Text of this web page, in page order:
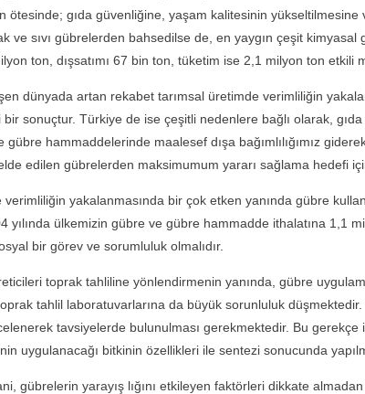
ötesinde; gıda güvenliğine, yaşam kalitesinin
ve sıvı gübrelerden bahsedilse de, en yaygın çeşit
ton, dışsatımı 67 bin ton, tüketim ise 2,1 milyon ton etkili
artan rekabet tarımsal üretimde verimliliğin
sonuçtur. Türkiye de ise çeşitli nedenlere bağlı olarak,
hammaddelerinde maalesef dışa bağımlılığımız
edilen gübrelerden maksimumum yararı sağlama hedefi
yakalanmasında bir çok etken yanında gübre
yılında ülkemizin gübre ve gübre hammadde ithalatına 1,1
bir görev ve sorumluluk olmalıdır.
toprak tahliline yönlendirmenin yanında, gübre
tahlil laboratuvarlarına da büyük sorunluluk
tavsiyelerde bulunulması gerekmektedir. Bu
uygulanacağı bitkinin özellikleri ile sentezi sonucunda
yarayış lığını etkileyen faktörleri dikkate almadan